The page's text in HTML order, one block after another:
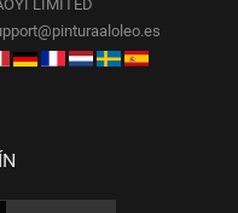
LIMITED